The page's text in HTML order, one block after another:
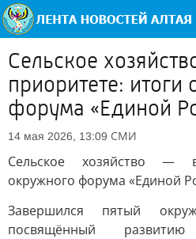
Сельское
приоритете: итоги
форума «Единой
14 мая 2026, 13:09 СМИ
Сельское хозяйство —
окружного форума «Единой
Завершился пятый
посвящённый развитию